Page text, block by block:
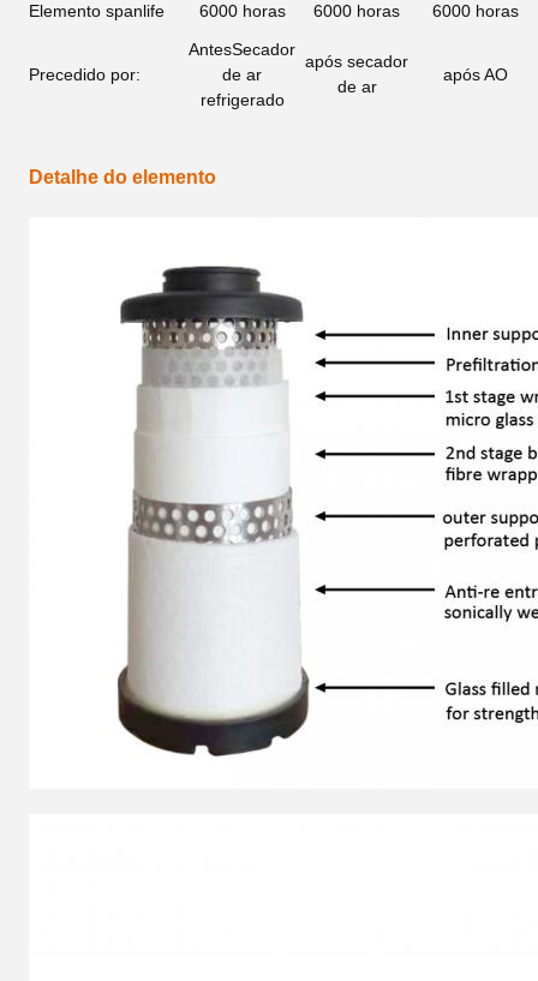
Elemento spanlife 6000 horas 6000 horas 6000 horas
Precedido por:
AntesSecador
de ar
refrigerado
após secador
de ar
após AO
Detalhe do elemento